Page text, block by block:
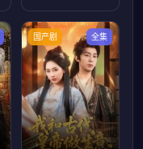
国产剧 全集